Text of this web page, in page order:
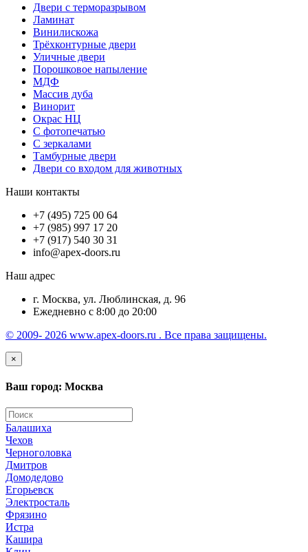
Двери с терморазрывом
Ламинат
Винилискожа
Трёхконтурные двери
Уличные двери
Порошковое напыление
МДФ
Массив дуба
Винорит
Окрас НЦ
С фотопечатью
С зеркалами
Тамбурные двери
Двери со входом для животных
Наши контакты
+7 (495) 725 00 64
+7 (985) 997 17 20
+7 (917) 540 30 31
info@apex-doors.ru
Наш адрес
г. Москва, ул. Люблинская, д. 96
Ежедневно с 8:00 до 20:00
© 2009- 2026 www.apex-doors.ru . Все права защищены.
×
Ваш город: Москва
Балашиха
Чехов
Черноголовка
Дмитров
Домодедово
Егорьевск
Электросталь
Фрязино
Истра
Кашира